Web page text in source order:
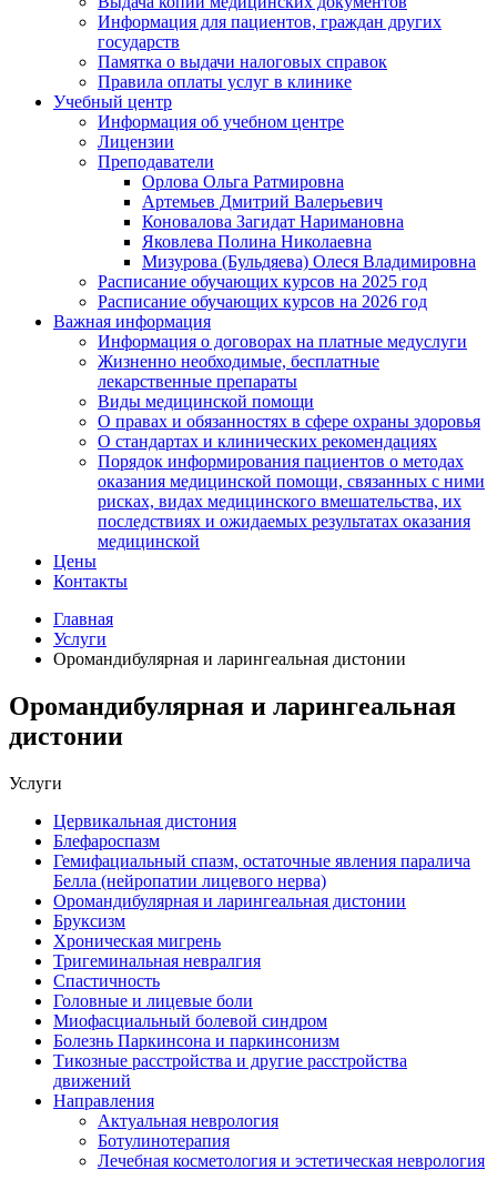
Информация для пациентов, граждан других
государств
Памятка о выдачи налоговых справок
Правила оплаты услуг в клинике
Учебный центр
Информация об учебном центре
Лицензии
Преподаватели
Орлова Ольга Ратмировна
Артемьев Дмитрий Валерьевич
Коновалова Загидат Наримановна
Яковлева Полина Николаевна
Мизурова (Бульдяева) Олеся Владимировна
Расписание обучающих курсов на 2025 год
Расписание обучающих курсов на 2026 год
Важная информация
Информация о договорах на платные медуслуги
Жизненно необходимые, бесплатные
лекарственные препараты
Виды медицинской помощи
О правах и обязанностях в сфере охраны здоровья
О стандартах и клинических рекомендациях
Порядок информирования пациентов о методах
оказания медицинской помощи, связанных с ними
рисках, видах медицинского вмешательства, их
последствиях и ожидаемых результатах оказания
медицинской
Цены
Контакты
Главная
Услуги
Оромандибулярная и ларингеальная дистонии
Оромандибулярная и ларингеальная
дистонии
Услуги
Цервикальная дистония
Блефароспазм
Гемифациальный спазм, остаточные явления паралича
Белла (нейропатии лицевого нерва)
Оромандибулярная и ларингеальная дистонии
Бруксизм
Хроническая мигрень
Тригеминальная невралгия
Спастичность
Головные и лицевые боли
Миофасциальный болевой синдром
Болезнь Паркинсона и паркинсонизм
Тикозные расстройства и другие расстройства
движений
Направления
Актуальная неврология
Ботулинотерапия
Лечебная косметология и эстетическая неврология